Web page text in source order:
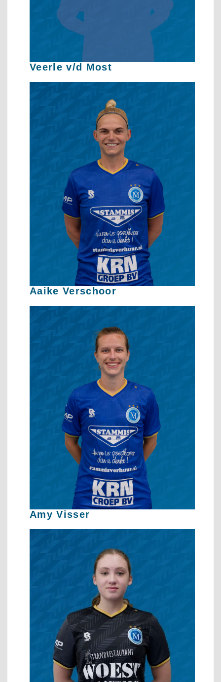
Veerle v/d Most
Aaike Verschoor
Amy Visser